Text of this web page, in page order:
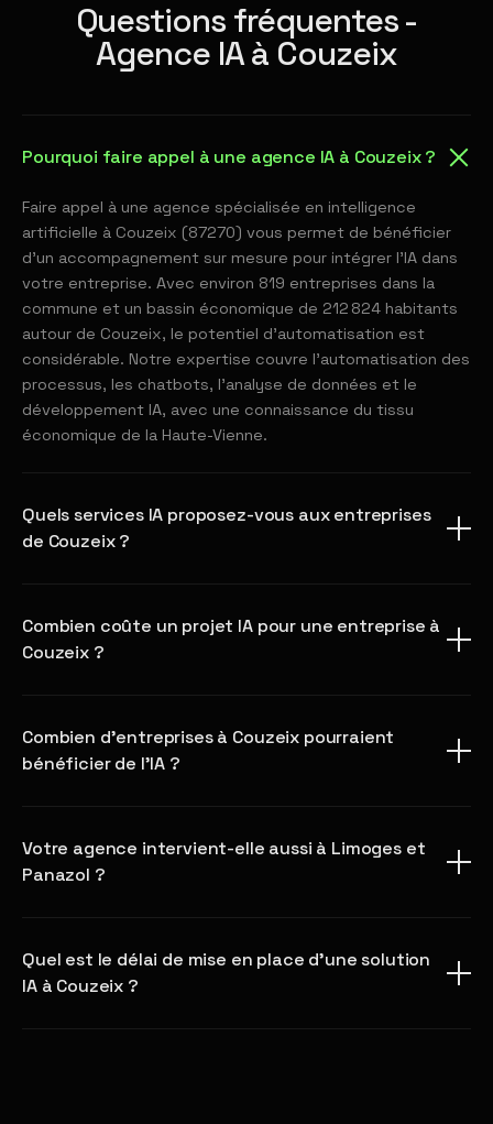
Questions fréquentes -
Agence IA à Couzeix
Pourquoi faire appel à une agence IA à Couzeix ?
Faire appel à une agence spécialisée en intelligence
artificielle à Couzeix (87270) vous permet de bénéficier
d'un accompagnement sur mesure pour intégrer l'IA dans
votre entreprise. Avec environ 819 entreprises dans la
commune et un bassin économique de 212 824 habitants
autour de Couzeix, le potentiel d'automatisation est
considérable. Notre expertise couvre l'automatisation des
processus, les chatbots, l'analyse de données et le
développement IA, avec une connaissance du tissu
économique de la Haute-Vienne.
Quels services IA proposez-vous aux entreprises
de Couzeix ?
Combien coûte un projet IA pour une entreprise à
Couzeix ?
Combien d'entreprises à Couzeix pourraient
bénéficier de l'IA ?
Votre agence intervient-elle aussi à Limoges et
Panazol ?
Quel est le délai de mise en place d'une solution
IA à Couzeix ?